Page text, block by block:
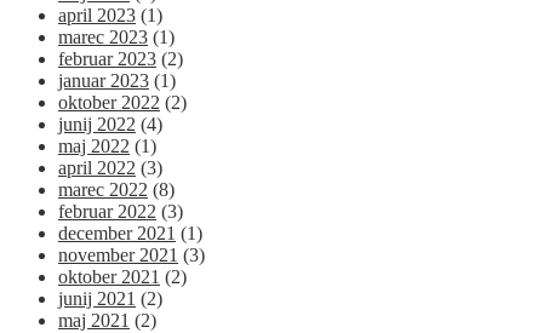
april 2023 (1)
marec 2023 (1)
februar 2023 (2)
januar 2023 (1)
oktober 2022 (2)
junij 2022 (4)
maj 2022 (1)
april 2022 (3)
marec 2022 (8)
februar 2022 (3)
december 2021 (1)
november 2021 (3)
oktober 2021 (2)
junij 2021 (2)
maj 2021 (2)